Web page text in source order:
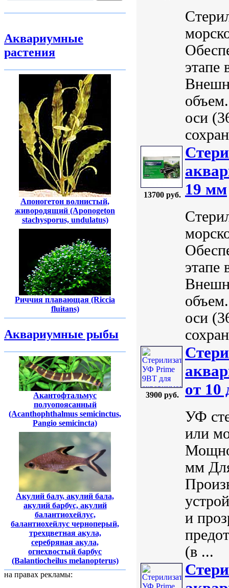
Аквариумные
растения
Апоногетон волнистый,
живородящий (Aponogeton
stachysporus, undulatus)
Риччия плавающая (Riccia
fluitans)
Аквариумные рыбы
Акантофтальмус
полуопоясанный
(Acanthophthalmus semicinctus,
Pangio semicincta)
Акулий балу, акулий бала,
акулий барбус, акулий
балантиохейлус,
балантиохейлус черноперый,
трехцветная акула,
серебряная акула,
огнехвостый барбус
(Balantiocheilus melanopterus)
на правах рекламы:
этапе
оси
13700 руб.
19 мм
этапе
оси
3900 руб.
от 10
УФ
или
мм
и
(в ...